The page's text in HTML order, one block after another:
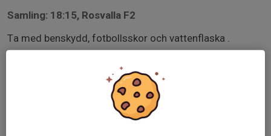
Samling: 18:15, Rosvalla F2
Ta med benskydd, fotbollsskor och vattenflaska .